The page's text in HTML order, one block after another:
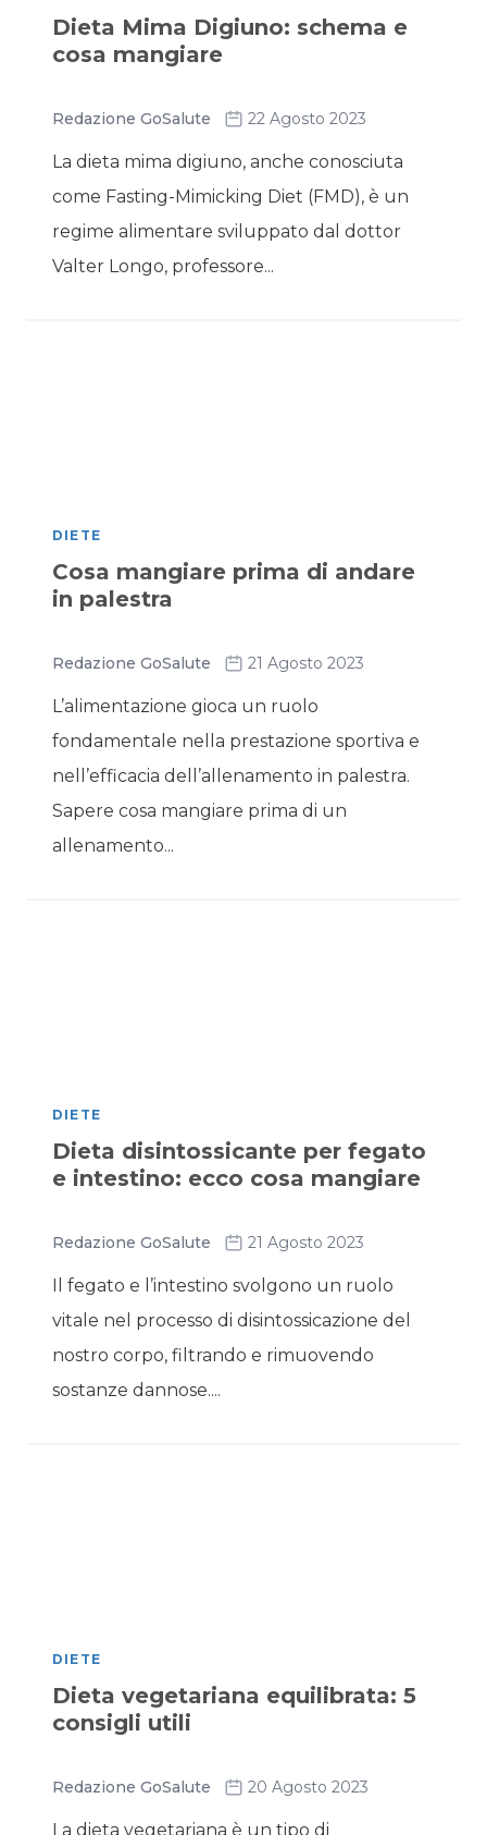
Dieta Mima Digiuno: schema e
cosa mangiare
Redazione GoSalute 22 Agosto 2023
La dieta mima digiuno, anche conosciuta
come Fasting-Mimicking Diet (FMD), è un
regime alimentare sviluppato dal dottor
Valter Longo, professore...
DIETE
Cosa mangiare prima di andare
in palestra
Redazione GoSalute 21 Agosto 2023
L’alimentazione gioca un ruolo
fondamentale nella prestazione sportiva e
nell’efficacia dell’allenamento in palestra.
Sapere cosa mangiare prima di un
allenamento...
DIETE
Dieta disintossicante per fegato
e intestino: ecco cosa mangiare
Redazione GoSalute 21 Agosto 2023
Il fegato e l’intestino svolgono un ruolo
vitale nel processo di disintossicazione del
nostro corpo, filtrando e rimuovendo
sostanze dannose....
DIETE
Dieta vegetariana equilibrata: 5
consigli utili
Redazione GoSalute 20 Agosto 2023
La dieta vegetariana è un tipo di